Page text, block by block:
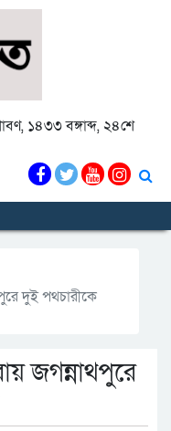
১৪৩৩ বঙ্গাব্দ, ২৪শে
দুই পথচারীকে
জগন্নাথপুরে